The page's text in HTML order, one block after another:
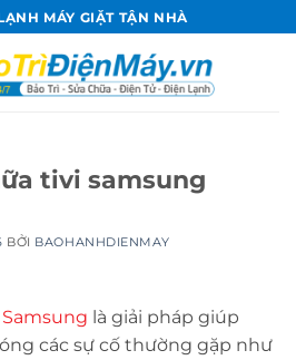
MÁY GIẶT TẬN NHÀ
tivi samsung
BỞI BAOHANHDIENMAY
là giải pháp giúp
các sự cố thường gặp như